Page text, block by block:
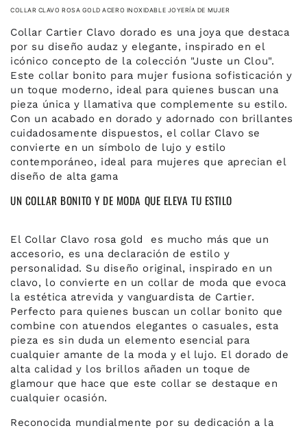
COLLAR CLAVO ROSA GOLD ACERO INOXIDABLE JOYERÍA DE MUJER
Collar Cartier Clavo dorado es una joya que destaca
por su diseño audaz y elegante, inspirado en el
icónico concepto de la colección "Juste un Clou".
Este collar bonito para mujer fusiona sofisticación y
un toque moderno, ideal para quienes buscan una
pieza única y llamativa que complemente su estilo.
Con un acabado en dorado y adornado con brillantes
cuidadosamente dispuestos, el collar Clavo se
convierte en un símbolo de lujo y estilo
contemporáneo, ideal para mujeres que aprecian el
diseño de alta gama
UN COLLAR BONITO Y DE MODA QUE ELEVA TU ESTILO
El Collar Clavo rosa gold es mucho más que un
accesorio, es una declaración de estilo y
personalidad. Su diseño original, inspirado en un
clavo, lo convierte en un collar de moda que evoca
la estética atrevida y vanguardista de Cartier.
Perfecto para quienes buscan un collar bonito que
combine con atuendos elegantes o casuales, esta
pieza es sin duda un elemento esencial para
cualquier amante de la moda y el lujo. El dorado de
alta calidad y los brillos añaden un toque de
glamour que hace que este collar se destaque en
cualquier ocasión.
Reconocida mundialmente por su dedicación a la